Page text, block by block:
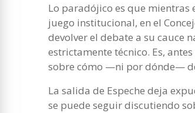
Lo paradójico es que mientras
juego institucional, en el
devolver el debate a su cauce
estrictamente técnico. Es,
sobre cómo —ni por dónde—
La salida de Espeche deja
se puede seguir discutiendo